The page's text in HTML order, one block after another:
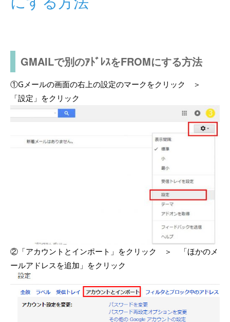
GMAILで別のｱﾄﾞﾚｽをFROMにする方法
①Gメールの画面の右上の設定のマークをクリック ＞
「設定」をクリック
②「アカウントとインポート」をクリック ＞ 「ほかのメ
ールアドレスを追加」をクリック